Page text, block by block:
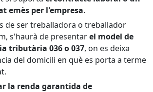
emès per l'empresa.
de ser treballadora o treballador
s'haurà de presentarel model de
tributària 036 o 037, on es deixa
del domicili en què es porta a terme
la renda garantida de